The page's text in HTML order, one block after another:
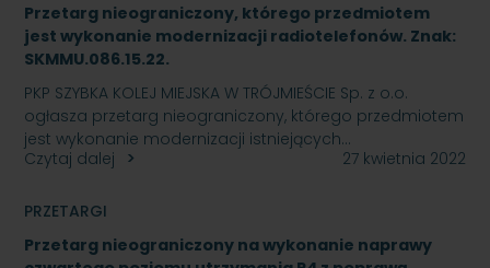
Przetarg nieograniczony, którego przedmiotem
jest wykonanie modernizacji radiotelefonów. Znak:
SKMMU.086.15.22.
PKP SZYBKA KOLEJ MIEJSKA W TRÓJMIEŚCIE Sp. z o.o.
ogłasza przetarg nieograniczony, którego przedmiotem
jest wykonanie modernizacji istniejących…
Czytaj dalej
27 kwietnia 2022
PRZETARGI
Przetarg nieograniczony na wykonanie naprawy